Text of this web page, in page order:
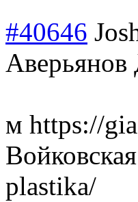
#40646
м https://
plastika/